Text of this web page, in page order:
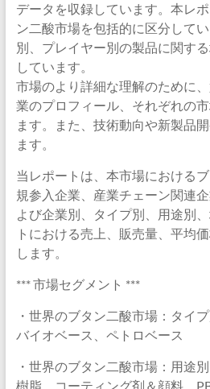
データを収録しています。本レ
ン二酸市場を包括的に区分して
別、プレイヤー別の製品に関す
しています。
市場のより詳細な理解のために
業のプロフィール、それぞれの
ます。また、技術動向や新製品
ます。
当レポートは、本市場における
規参入企業、産業チェーン関連
よび企業別、タイプ別、用途別
トにおける売上、販売量、平均
します。
*** 市場セグメント ***
・世界のブタン二酸市場：タイ
バイオベース、ペトロベース
・世界のブタン二酸市場：用途別
樹脂、コーティング剤＆顔料、